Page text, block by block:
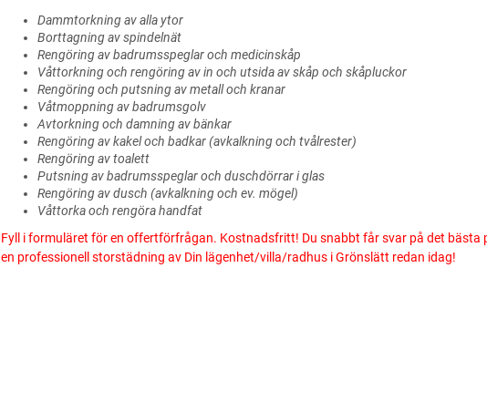
Dammtorkning av alla ytor
Borttagning av spindelnät
Rengöring av badrumsspeglar och medicinskåp
Våttorkning och rengöring av in och utsida av skåp och skåpluckor
Rengöring och putsning av metall och kranar
Våtmoppning av badrumsgolv
Avtorkning och damning av bänkar
Rengöring av kakel och badkar (avkalkning och tvålrester)
Rengöring av toalett
Putsning av badrumsspeglar och duschdörrar i glas
Rengöring av dusch (avkalkning och ev. mögel)
Våttorka och rengöra handfat
Fyll i formuläret för en offertförfrågan. Kostnadsfritt! Du snabbt får svar på det bästa
en professionell storstädning av Din lägenhet/villa/radhus i Grönslätt redan idag!